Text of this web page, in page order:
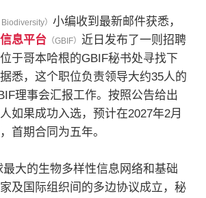
Biodiversity） 小编收到最新邮件获悉，
息平台 （GBIF） 近日发布了一则招聘
于哥本哈根的GBIF秘书处寻找下
悉，这个职位负责领导大约35人的
理事会汇报工作。按照公告给出
如果成功入选，预计在2027年2月
首期合同为五年。
大的生物多样性信息网络和基础
及 国际组织间的多边协议成立，秘